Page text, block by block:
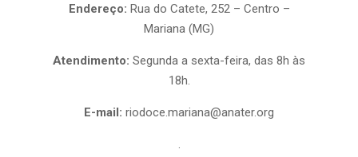
Endereço: Rua do Catete, 252 – Centro –
Mariana (MG)
Atendimento: Segunda a sexta-feira, das 8h às
18h.
E-mail: riodoce.mariana@anater.org
.